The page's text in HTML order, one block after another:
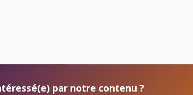
par notre contenu ?